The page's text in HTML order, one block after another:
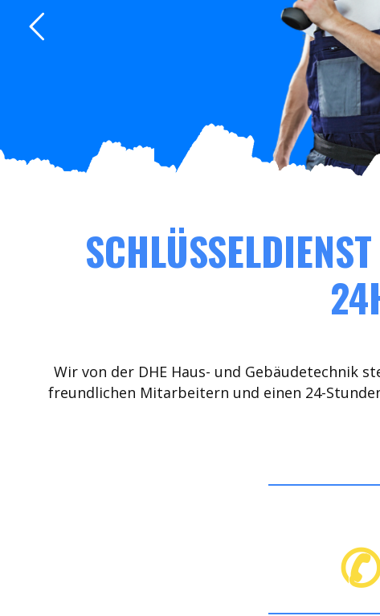
Wir von der DHE Haus- und Gebäudetechnik
freundlichen Mitarbeitern und einen 24-